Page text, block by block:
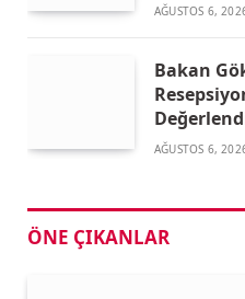
AĞUSTOS 6,
Bakan
AĞUSTOS 6,
ÖNE ÇIKANLAR